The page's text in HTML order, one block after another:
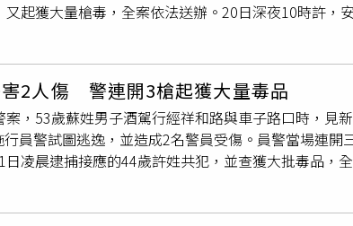
短幾天內再度發生。10日又有消費者在同間超市的
發現
，但頻繁出現的偽鈔已引起警方高度
發現任何可疑物品或不尋常的粉末，切勿直接接觸，
配合警方調查，試圖透過監視錄影畫面追蹤棄置偽鈔
偵辦，為釐清這是一起單純的棄置毒品原料意外，還
起獲大量槍毒，全案依法送辦。20日深夜10時許，
發現蘇姓男子見攔查員警神情有異，還發現不明
警安危加足馬力衝撞，害現場員警遭汽車拖行導致2
離現場，受傷的副所長與陳姓員警隨後被送往新店耕
專案小組展開地毯式搜索，於案發不到一小時內在三
21日凌晨4時31分在五股區攔獲許姓共犯，並在其
公克)、依托咪酯2包(總毛重102.8公克)、依托咪酯煙
物。警方調查，許男接載蘇男至桃園，蘇男已另行
並查扣鎮暴槍1支、安非他命1包（約10公克）、海
罪嫌移送臺北地檢署偵辦。新北市政府警察局表示，
2人傷 警連開3槍起獲大量毒品
，53歲蘇姓男子酒駕行經祥和路與車子路口時，見
員警試圖逃逸，並造成2名警員受傷。員警當場連開
凌晨逮捕接應的44歲許姓共犯，並查獲大批毒品，
路口前100公尺處執行盤查，發現蘇姓男子神情有異
行曝光，竟不顧員警安危加足馬力衝撞，害現場員警